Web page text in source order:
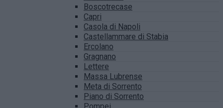
Boscotrecase
Capri
Casola di Napoli
Castellammare di Stabia
Ercolano
Gragnano
Lettere
Massa Lubrense
Meta di Sorrento
Piano di Sorrento